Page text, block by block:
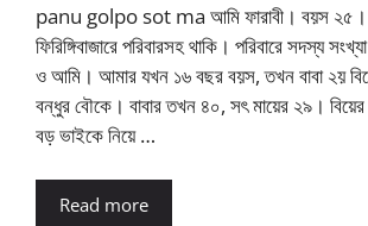
panu golpo sot ma আমি ফারাবী। বয়স ২৫।
ফিরিঙ্গিবাজারে পরিবারসহ থাকি। পরিবারে সদস্য
ও আমি। আমার যখন ১৬ বছর বয়স, তখন বাবা ২য়
বন্ধুর বৌকে। বাবার তখন ৪০, সৎ মায়ের ২৯।
বড় ভাইকে নিয়ে …
Read more